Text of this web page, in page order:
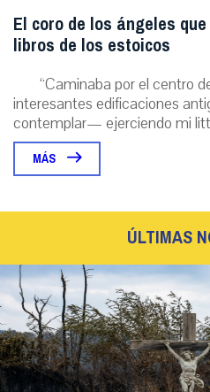
El coro de los ángeles
libros de los estoicos
“Caminaba por el centro
interesantes edificaciones
contemplar— ejerciendo mi
MÁS
ÚLTIMAS